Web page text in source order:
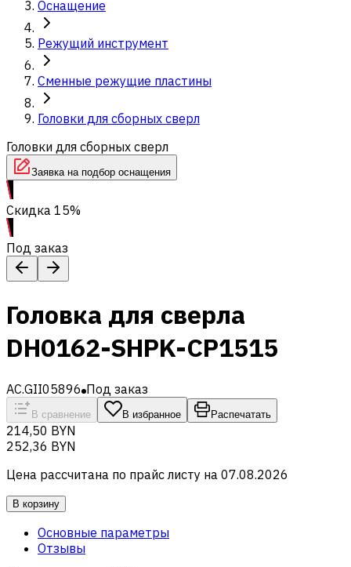
Оснащение
Режущий инструмент
Сменные режущие пластины
Головки для сборных сверл
Головки для сборных сверл
Заявка на подбор оснащения
Скидка 15%
Под заказ
Головка для сверла
DH0162-SHPK-CP1515
AC.GII05896 Под заказ
В сравнение В избранное Распечатать
214,50 BYN
252,36 BYN
Цена рассчитана по прайс листу на 07.08.2026
В корзину
Основные параметры
Отзывы